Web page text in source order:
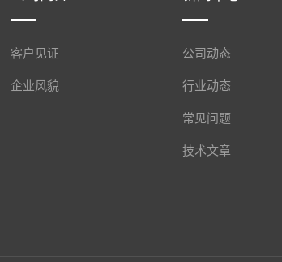
客户见证
企业风貌
公司动态
行业动态
常见问题
技术文章